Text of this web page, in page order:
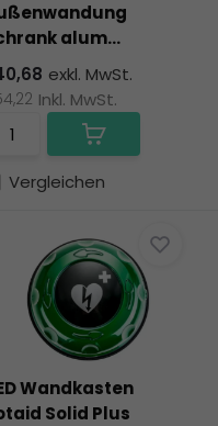
alum...
Vergleichen
exkl. MwSt.
Inkl. MwSt.
Wandkasten
Solid Plus